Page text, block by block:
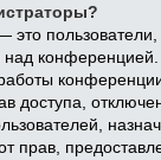
это
над
доступа,
прав,